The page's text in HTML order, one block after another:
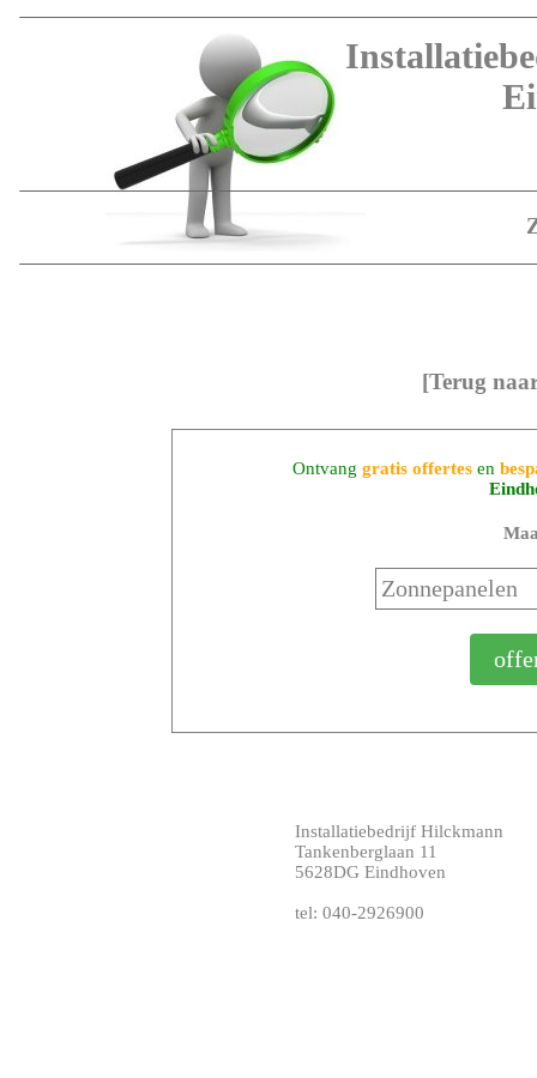
[Terug
Ontvang gratis offertesen
Installatiebedrijf Hilckmann
Tankenberglaan 11
5628DG Eindhoven
tel: 040-2926900